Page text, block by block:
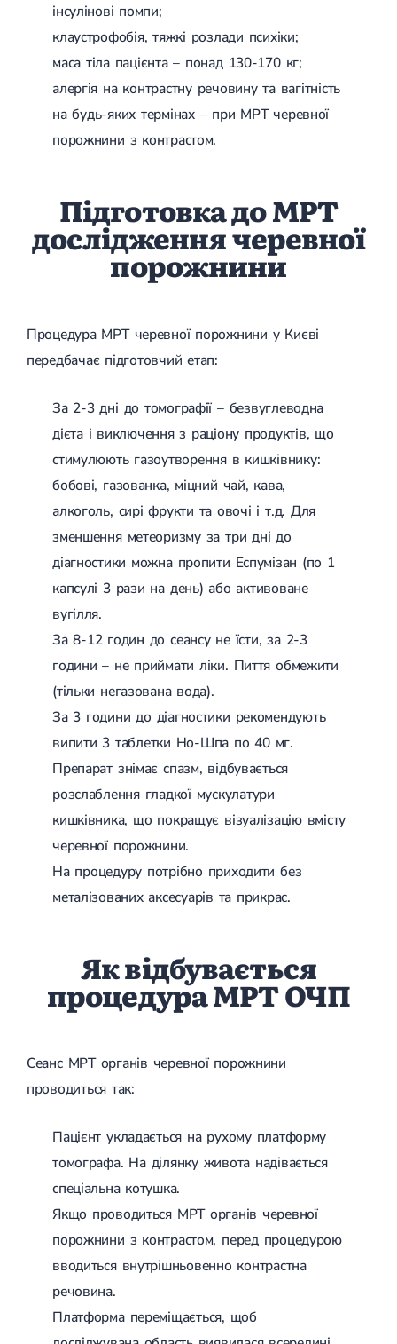
інсулінові помпи;
клаустрофобія, тяжкі розлади психіки;
маса тіла пацієнта – понад 130-170 кг;
алергія на контрастну речовину та вагітність
на будь-яких термінах – при МРТ черевної
порожнини з контрастом.
Підготовка до МРТ
дослідження черевної
порожнини
Процедура МРТ черевної порожнини у Києві
передбачає підготовчий етап:
За 2-3 дні до томографії – безвуглеводна
дієта і виключення з раціону продуктів, що
стимулюють газоутворення в кишківнику:
бобові, газованка, міцний чай, кава,
алкоголь, сирі фрукти та овочі і т.д. Для
зменшення метеоризму за три дні до
діагностики можна пропити Еспумізан (по 1
капсулі 3 рази на день) або активоване
вугілля.
За 8-12 годин до сеансу не їсти, за 2-3
години – не приймати ліки. Пиття обмежити
(тільки негазована вода).
За 3 години до діагностики рекомендують
випити 3 таблетки Но-Шпа по 40 мг.
Препарат знімає спазм, відбувається
розслаблення гладкої мускулатури
кишківника, що покращує візуалізацію вмісту
черевної порожнини.
На процедуру потрібно приходити без
металізованих аксесуарів та прикрас.
Як відбувається
процедура МРТ ОЧП
Сеанс МРТ органів черевної порожнини
проводиться так:
Пацієнт укладається на рухому платформу
томографа. На ділянку живота надівається
спеціальна котушка.
Якщо проводиться МРТ органів черевної
порожнини з контрастом, перед процедурою
вводиться внутрішньовенно контрастна
речовина.
Платформа переміщається, щоб